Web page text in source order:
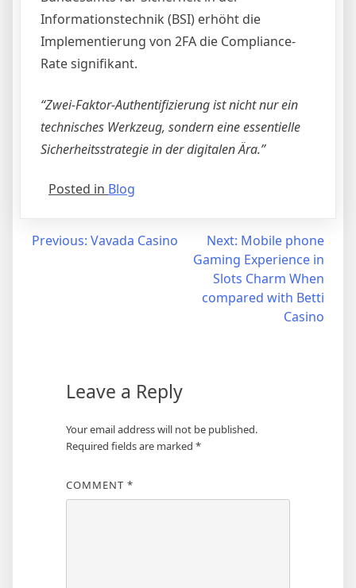
Informationstechnik (BSI) erhöht die
Implementierung von 2FA die Compliance-
Rate signifikant.
“Zwei-Faktor-Authentifizierung ist nicht nur ein
technisches Werkzeug, sondern eine essentielle
Sicherheitsstrategie in der digitalen Ära.”
Posted in Blog
Post
Previous: Vavada Casino Next: Mobile phone
Gaming Experience in
Slots Charm When
compared with Betti
Casino
Leave a Reply
Your email address will not be published.
Required fields are marked *
COMMENT *